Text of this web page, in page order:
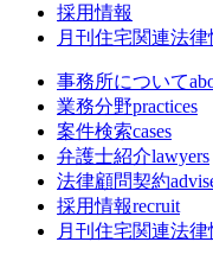
採用情報
月刊住宅関連法律
事務所について
業務分野practices
案件検索cases
弁護士紹介lawyers
法律顧問契約
採用情報recruit
月刊住宅関連法律